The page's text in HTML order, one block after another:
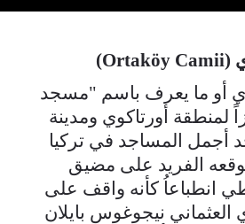
أو ما يعرف باسم "مسجد
لمنطقة أورتاكوي ومدينة
أجمل المساجد في تركيا
الفريد على مضيق
انطباعاُ كأنه واقف على
العثماني نيجوغوس بايلان